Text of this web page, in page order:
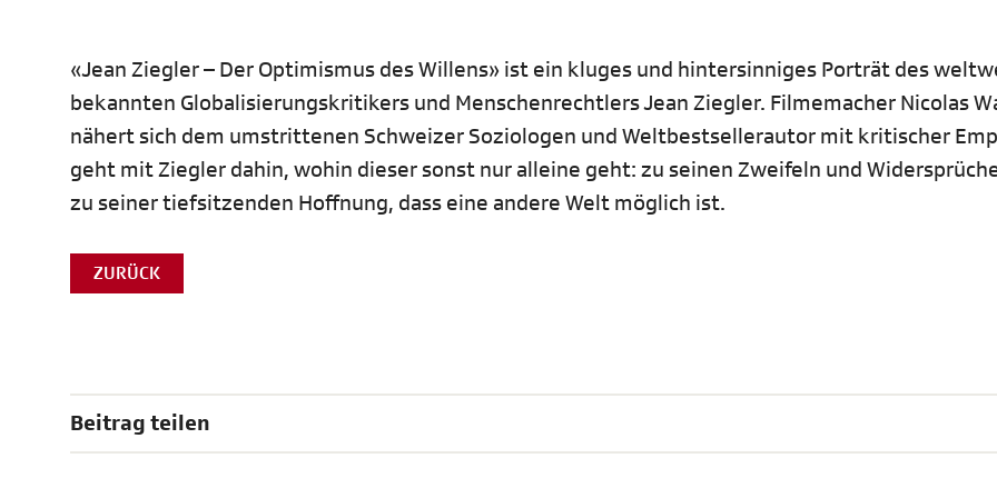
«Jean Ziegler – Der Optimismus des Willens» ist ein kluges und hintersinniges Porträt des
bekannten Globalisierungskritikers und Menschenrechtlers Jean Ziegler. Filmemacher Nicolas
nähert sich dem umstrittenen Schweizer Soziologen und Weltbestsellerautor mit kritischer
geht mit Ziegler dahin, wohin dieser sonst nur alleine geht: zu seinen Zweifeln und
zu seiner tiefsitzenden Hoffnung, dass eine andere Welt möglich ist.
ZURÜCK
Beitrag teilen